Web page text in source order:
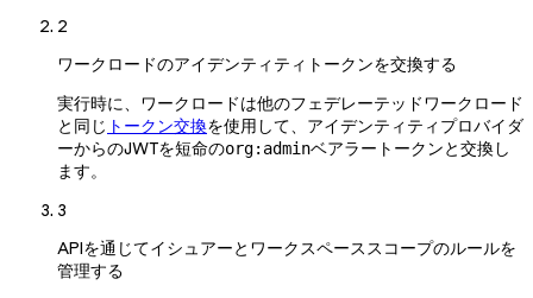
2
ワークロードのアイデンティティトークンを交換する
実行時に、ワークロードは他のフェデレーテッドワークロード
と同じ トークン交換を使用して、アイデンティティプロバイダ
ーからのJWTを短命のorg:adminベアラートークンと交換し
ます。
3
APIを通じてイシュアーとワークスペーススコープのルールを
管理する